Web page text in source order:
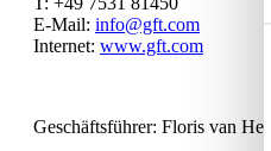
E-Mail: info@gft.com
Internet: www.gft.com
Geschäftsführer: Floris van